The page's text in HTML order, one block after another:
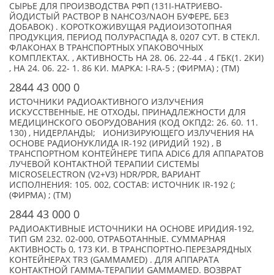
СЫРЬЕ ДЛЯ ПРОИЗВОДСТВА РФП (131I-НАТРИЕВО-
ЙОДИСТЫЙ РАСТВОР В NAHCO3/NAOH БУФЕРЕ, БЕЗ
ДОБАВОК) . КОРОТКОЖИВУЩАЯ РАДИОИЗОТОПНАЯ
ПРОДУКЦИЯ, ПЕРИОД ПОЛУРАСПАДА 8, 0207 СУТ. В СТЕКЛ.
ФЛАКОНАХ В ТРАНСПОРТНЫХ УПАКОВОЧНЫХ
КОМПЛЕКТАХ. , АКТИВНОСТЬ НА 28. 06. 22-44 . 4 ГБК(1. 2КИ)
, НА 24. 06. 22- 1. 86 КИ. МАРКА: I-RA-5 ; (ФИРМА) ; (TM)
2844 43 000 0
ИСТОЧНИКИ РАДИОАКТИВНОГО ИЗЛУЧЕНИЯ
ИСКУССТВЕННЫЕ, НЕ ОТХОДЫ, ПРИНАДЛЕЖНОСТИ ДЛЯ
МЕДИЦИНСКОГО ОБОРУДОВАНИЯ (КОД ОКПД2: 26. 60. 11.
130) , НИДЕРЛАНДЫ; ИОНИЗИРУЮЩЕГО ИЗЛУЧЕНИЯ НА
ОСНОВЕ РАДИОНУКЛИДА IR-192 (ИРИДИЙ 192) , В
ТРАНСПОРТНОМ КОНТЕЙНЕРЕ ТИПА ADIC6 ДЛЯ АППАРАТОВ
ЛУЧЕВОЙ КОНТАКТНОЙ ТЕРАПИИ СИСТЕМЫ
MICROSELECTRON (V2+V3) HDR/PDR, ВАРИАНТ
ИСПОЛНЕНИЯ: 105. 002, СОСТАВ: ИСТОЧНИК IR-192 (;
(ФИРМА) ; (TM)
2844 43 000 0
РАДИОАКТИВНЫЕ ИСТОЧНИКИ НА ОСНОВЕ ИРИДИЯ-192,
ТИП GM 232. 02-000, ОТРАБОТАННЫЕ. СУММАРНАЯ
АКТИВНОСТЬ 0, 173 КИ. В ТРАНСПОРТНО-ПЕРЕЗАРЯДНЫХ
КОНТЕЙНЕРАХ TR3 (GAMMAMED) . ДЛЯ АППАРАТА
КОНТАКТНОЙ ГАММА-ТЕРАПИИ GAMMAMED. ВОЗВРАТ